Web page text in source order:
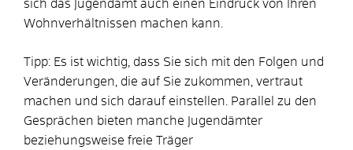
sich das Jugendamt auch einen Eindruck von Ihren
Wohnverhältnissen machen kann.
Tipp: Es ist wichtig, dass Sie sich mit den Folgen und
Veränderungen, die auf Sie zukommen, vertraut
machen und sich darauf einstellen. Parallel zu den
Gesprächen bieten manche Jugendämter
beziehungsweise freie Träger